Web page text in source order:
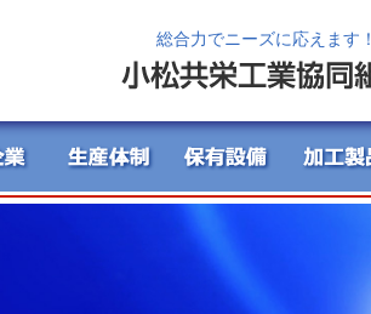
総合力でニーズに応えます！